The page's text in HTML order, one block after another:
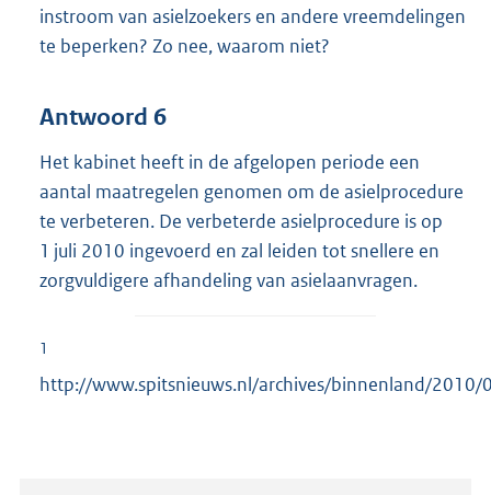
instroom van asielzoekers en andere vreemdelingen
te beperken? Zo nee, waarom niet?
Antwoord 6
Het kabinet heeft in de afgelopen periode een
aantal maatregelen genomen om de asielprocedure
te verbeteren. De verbeterde asielprocedure is op
1 juli 2010 ingevoerd en zal leiden tot snellere en
zorgvuldigere afhandeling van asielaanvragen.
1
http://www.spitsnieuws.nl/archives/binnenland/2010/